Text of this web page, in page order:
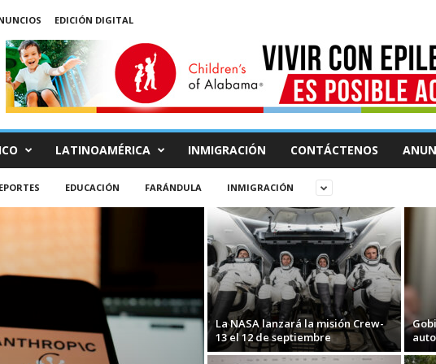
EDICIÓN DIGITAL
LATINOAMÉRICA INMIGRACIÓN CONTÁCTENOS
EDUCACIÓN FARÁNDULA INMIGRACIÓN
La NASA lanzará la misión Crew-
13 el 12 de septiembre